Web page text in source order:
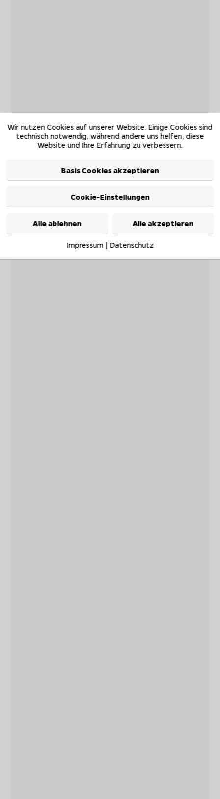
Wir nutzen Cookies auf unserer Website. Einige Cookies sind
technisch notwendig, während andere uns helfen, diese
Website und Ihre Erfahrung zu verbessern.
Basis Cookies akzeptieren
Cookie-Einstellungen
Alle ablehnen Alle akzeptieren
Impressum| Datenschutz